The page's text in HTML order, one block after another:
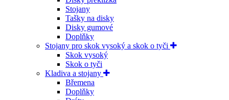
Stojany
Tašky na disky
Disky gumové
Doplňky
Stojany pro skok vysoký a skok o tyči
Skok vysoký
Skok o tyči
Kladiva a stojany
Břemena
Doplňky